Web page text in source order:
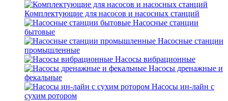
Комплектующие для насосов и насосных станций
Насосные станции
бытовые
Насосные станции
промышленные
Насосы вибрационные
Насосы дренажные и
фекальные
Насосы ин-лайн с
сухим ротором